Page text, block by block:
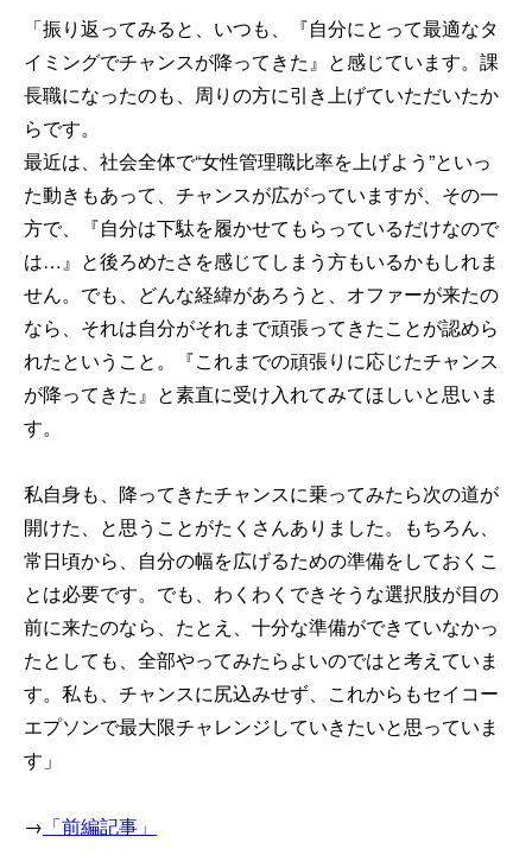
「振り返ってみると、いつも、『自分にとって最適なタ
イミングでチャンスが降ってきた』と感じています。課
長職になったのも、周りの方に引き上げていただいたか
らです。
最近は、社会全体で“女性管理職比率を上げよう”といっ
た動きもあって、チャンスが広がっていますが、その一
方で、『自分は下駄を履かせてもらっているだけなので
は…』と後ろめたさを感じてしまう方もいるかもしれま
せん。でも、どんな経緯があろうと、オファーが来たの
なら、それは自分がそれまで頑張ってきたことが認めら
れたということ。『これまでの頑張りに応じたチャンス
が降ってきた』と素直に受け入れてみてほしいと思いま
す。
私自身も、降ってきたチャンスに乗ってみたら次の道が
開けた、と思うことがたくさんありました。もちろん、
常日頃から、自分の幅を広げるための準備をしておくこ
とは必要です。でも、わくわくできそうな選択肢が目の
前に来たのなら、たとえ、十分な準備ができていなかっ
たとしても、全部やってみたらよいのではと考えていま
す。私も、チャンスに尻込みせず、これからもセイコー
エプソンで最大限チャレンジしていきたいと思っていま
す」
→ 「前編記事」